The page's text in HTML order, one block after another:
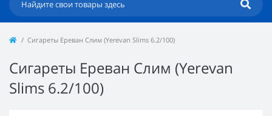
Сигареты Ереван Слим (Yerevan Slims 6.2/100)
Сигареты Ереван Слим (Yerevan
Slims 6.2/100)